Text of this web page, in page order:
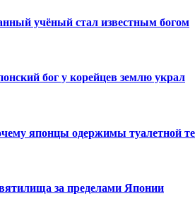
учёный стал известным богом
бог у корейцев землю украл
японцы одержимы туалетной
за пределами Японии